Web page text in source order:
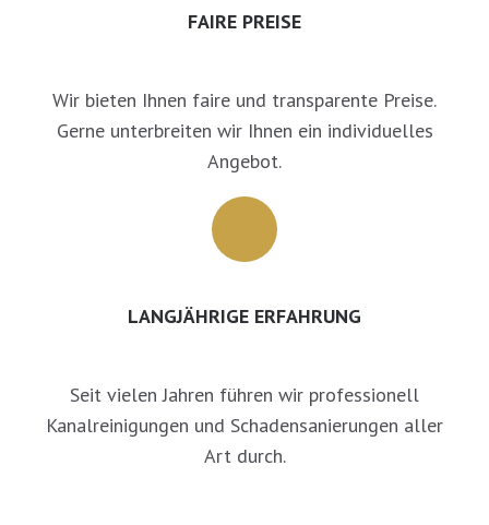
FAIRE PREISE
Wir bieten Ihnen faire und transparente Preise.
Gerne unterbreiten wir Ihnen ein individuelles
Angebot.
LANGJÄHRIGE ERFAHRUNG
Seit vielen Jahren führen wir professionell
Kanalreinigungen und Schadensanierungen aller
Art durch.